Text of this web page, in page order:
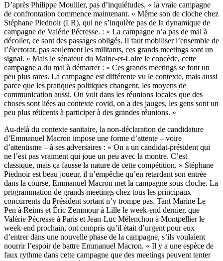
D’après Philippe Mouiller, pas d’inquiétudes, « la vraie campagne
de confrontation commence maintenant. » Même son de cloche chez
Stéphane Piednoir (LR), qui ne s’inquiète pas de la dynamique de
campagne de Valérie Pécresse. : « La campagne n’a pas de mal à
décoller, ce sont des passages obligés. Il faut mobiliser l’ensemble de
l’électorat, pas seulement les militants, ces grands meetings sont un
signal. » Mais le sénateur du Maine-et-Loire le concède, cette
campagne a du mal à démarrer : « Ces grands meetings se font un
peu plus rares. La campagne est différente vu le contexte, mais aussi
parce que les pratiques politiques changent, les moyens de
communication aussi. On voit dans les réunions locales que des
choses sont liées au contexte covid, on a des jauges, les gens sont un
peu plus réticents à participer à des grandes réunions. »
Au-delà du contexte sanitaire, la non-déclaration de candidature
d’Emmanuel Macron impose une forme d’attente – voire
d’attentisme – à ses adversaires : « On a un candidat-président qui
ne l’est pas vraiment qui joue un peu avec la montre. C’est
classique, mais ça fausse la nature de cette compétition. » Stéphane
Piednoir est beau joueur, il n’empêche qu’en retardant son entrée
dans la course, Emmanuel Macron met la campagne sous cloche. La
programmation de grands meetings chez tous les principaux
concurrents du Président sortant n’y trompe pas. Tant Marine Le
Pen à Reims et Éric Zemmour à Lille le week-end dernier, que
Valérie Pécresse à Paris et Jean-Luc Mélenchon à Montpellier le
week-end prochain, ont compris qu’il était d’urgent pour eux
d’entrer dans une nouvelle phase de la campagne, s’ils voulaient
nourrir l’espoir de battre Emmanuel Macron. « Il y a une espèce de
faux rythme dans cette campagne que des meetings peuvent tenter